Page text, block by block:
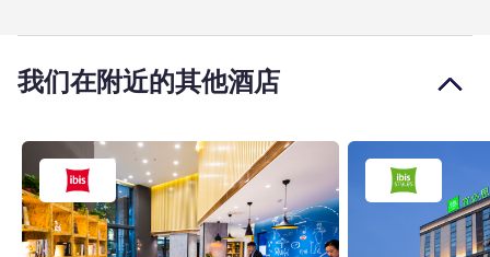
我们在附近的其他酒店